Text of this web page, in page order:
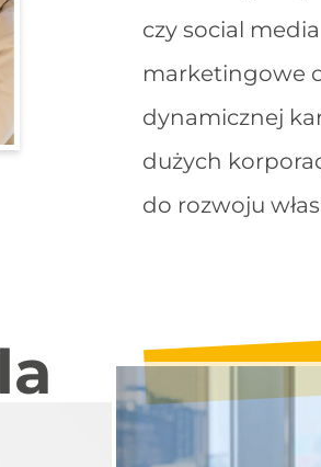
czy social
marketingowe
dynamicznej
dużych
do rozwoju